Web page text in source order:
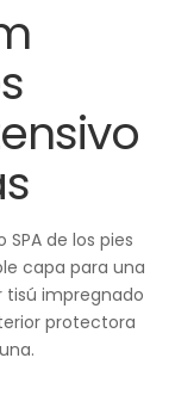
de los pies
capa para una
tisú impregnado
protectora